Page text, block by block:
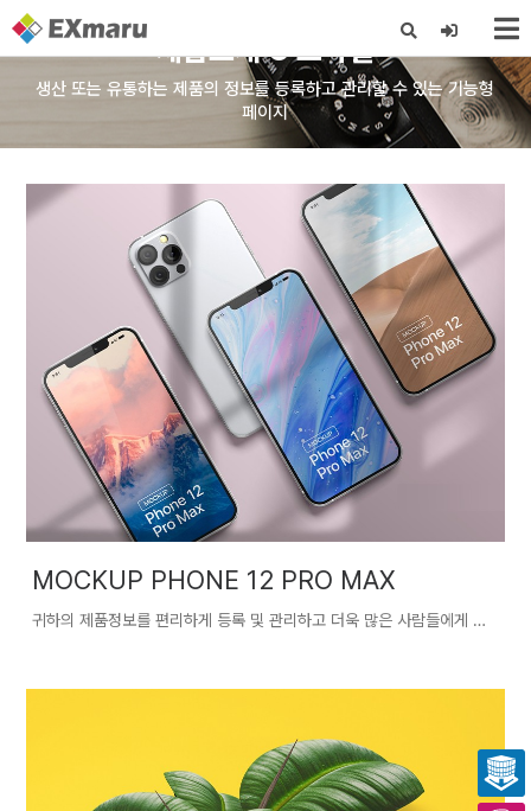
X
제품소개 C 스타일
생산 또는 유통하는 제품의 정보를 등록하고 관리할 수 있는 기능형
페이지
MOCKUP PHONE 12 PRO MAX
귀하의 제품정보를 편리하게 등록 및 관리하고 더욱 많은 사람들에게 귀하의 우수한 제품을 홍보할 수 있습니다.